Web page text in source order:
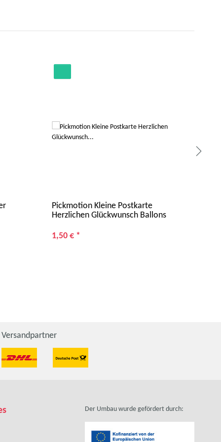
Pickmotion Kleine Postkarte
Herzlichen Glückwunsch Ballons
1,50 € *
Versandpartner
Der Umbau wurde gefördert durch: